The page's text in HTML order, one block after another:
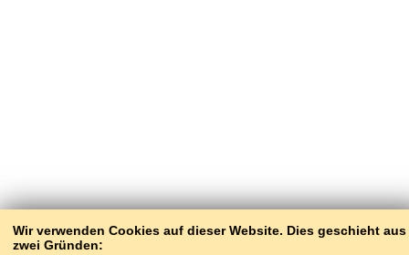
Wir verwenden Cookies auf dieser Website. Dies geschieht aus
zwei Gründen: